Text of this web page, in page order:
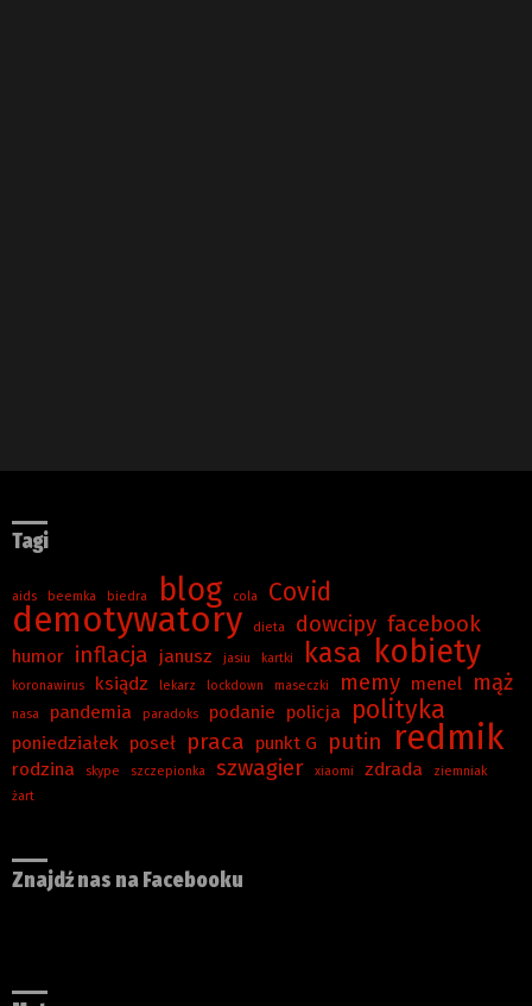
Tagi
aids beemka biedra blog cola Covid
demotywatory dieta dowcipy facebook
humor inflacja janusz jasiu kartki kasa kobiety
koronawirus ksiądz lekarz lockdown maseczki memy menel mąż
nasa pandemia paradoks podanie policja polityka
poniedziałek poseł praca punkt G putin redmik
rodzina skype szczepionka szwagier xiaomi zdrada
ziemniak
żart
Znajdź nas na Facebooku